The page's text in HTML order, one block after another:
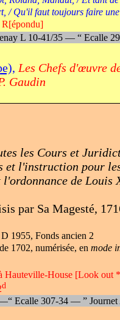
/ Qu'il faut toujours faire
L 10-41/35 — “Ecalle
Les Chefs d'œuvre
Gaudin
les Cours et
et l'instruction pour
de Louis
par Sa Magesté,
1955, Fonds ancien 2
1702, numérisée, en mode
Hauteville-House [Look out
d
“Ecalle 307-34 — ”